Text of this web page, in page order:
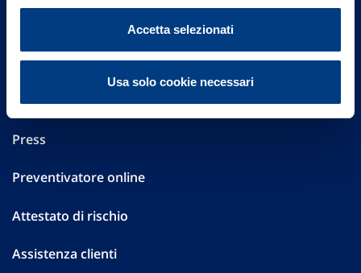
Accetta selezionati
Usa solo cookie necessari
Sostenibilità
Performances
Press
Preventivatore online
Attestato di rischio
Assistenza clienti